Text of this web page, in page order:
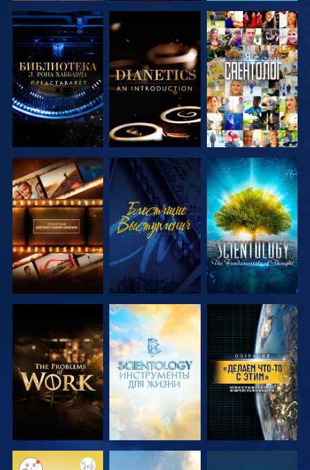
СМОТРЕТЬ
ПЕРЕДАЧИ
СМОТРЕТЬ
ПЕРЕДАЧИ
СМОТРЕТЬ
СМОТРЕТЬ
ПЕРЕДАЧИ
СМОТРЕТЬ
СМОТРЕТЬ
ПЕРЕДАЧИ
СМОТРЕТЬ
ПЕРЕДАЧИ
СМОТРЕТЬ
ПЕРЕДАЧИ
СМОТРЕТЬ